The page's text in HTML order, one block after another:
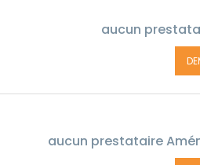
aucun
aucun prestataire